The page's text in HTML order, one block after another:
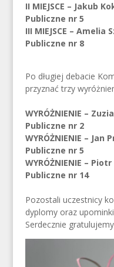
II MIEJSCE – Jakub
Publiczne nr 5
III MIEJSCE –
Publiczne nr 8
Po długiej debacie
przyznać trzy
WYRÓŻNIENIE –
Publiczne nr 2
WYRÓŻNIENIE –
Publiczne nr 5
WYRÓŻNIENIE –
Publiczne nr 14
Pozostali uczestnicy
dyplomy oraz
Serdecznie